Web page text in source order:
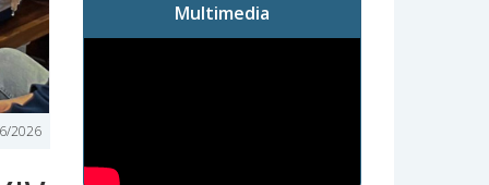
2026
Multimedia